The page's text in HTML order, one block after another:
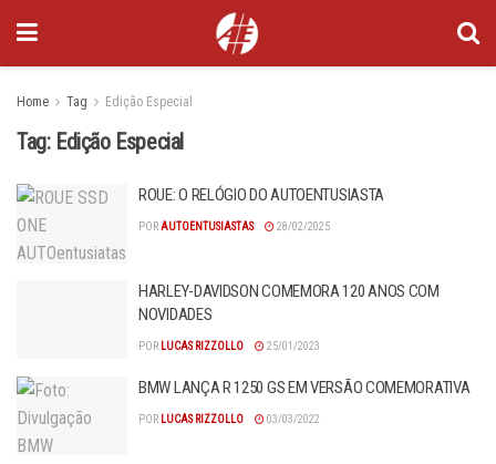
Home Tag Edição Especial
Tag: Edição Especial
ROUE: O RELÓGIO DO AUTOENTUSIASTA
POR AUTOENTUSIASTAS 28/02/2025
HARLEY-DAVIDSON COMEMORA 120 ANOS COM
NOVIDADES
POR LUCAS RIZZOLLO 25/01/2023
BMW LANÇA R 1250 GS EM VERSÃO COMEMORATIVA
POR LUCAS RIZZOLLO 03/03/2022